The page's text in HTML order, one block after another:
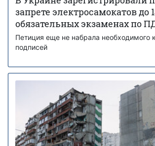
запрете электросамокатов до
обязательных экзаменах по
Петиция еще не набрала необходимого
подписей